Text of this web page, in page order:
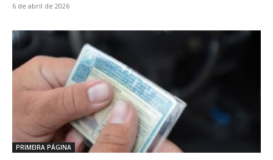
6 de abril de 2026
PRIMEIRA PÁGINA